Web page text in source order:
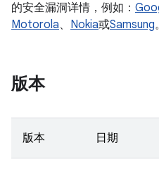
的安全漏洞详情，例如：
Motorola、 Nokia或Samsung。
版本
版本 日期